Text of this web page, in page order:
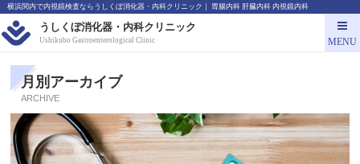
横浜関内で内視鏡検査ならうしくぼ消化器・内科クリニック｜ 胃腸内科 肝臓内科 内視鏡内科
うしくぼ消化器・内科クリニック
Ushikubo Gastroenterological Clinic MENU
月別アーカイブ
ARCHIVE